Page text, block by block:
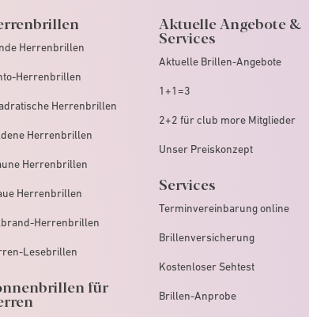
Herrenbrillen
Herrenbrillen
Herrenbrillen
Herrenbrillen
Herrenbrillen
Herrenbrillen
Herrenbrillen
Lesebrillen
für
Aktuelle Angebote &
Services
Aktuelle Brillen-Angebote
1+1=3
2+2 für club more Mitglieder
Unser Preiskonzept
Services
Terminvereinbarung online
Brillenversicherung
Kostenloser Sehtest
Brillen-Anprobe